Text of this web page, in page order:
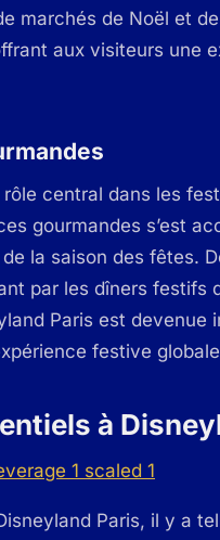
marchés de Noël et
aux visiteurs une
central dans les
gourmandes s’est
la saison des fêtes.
par les dîners festifs
Paris est devenue
festive
à
Paris, il y a